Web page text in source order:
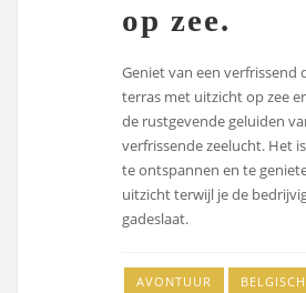
op zee.
Geniet van een verfrissend
terras met uitzicht op zee
de rustgevende geluiden
verfrissende zeelucht. Het
te ontspannen en te
uitzicht terwijl je de
gadeslaat.
AVONTUUR